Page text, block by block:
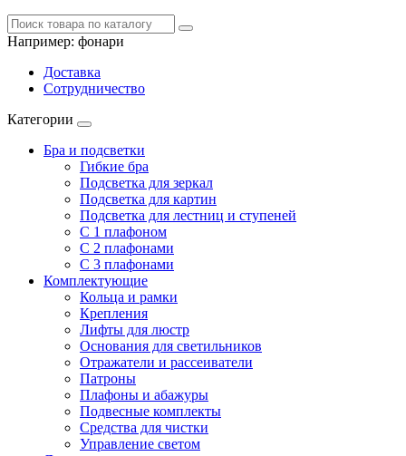
Например: фонари
Доставка
Сотрудничество
Категории
Бра и подсветки
Гибкие бра
Подсветка для зеркал
Подсветка для картин
Подсветка для лестниц и ступеней
С 1 плафоном
С 2 плафонами
С 3 плафонами
Комплектующие
Кольца и рамки
Крепления
Лифты для люстр
Основания для светильников
Отражатели и рассеиватели
Патроны
Плафоны и абажуры
Подвесные комплекты
Средства для чистки
Управление светом